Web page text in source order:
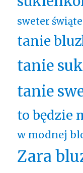
sweter
tanie
tanie
tanie
to będzie
w modnej
Zara